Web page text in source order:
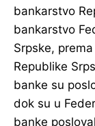
bankarstvo
bankarstvo
Srpske,
Republike
banke su
dok su u
banke